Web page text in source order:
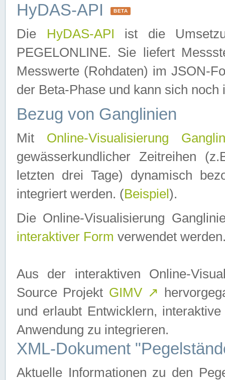
HyDAS-API BETA
Die HyDAS-API ist die
PEGELONLINE. Sie liefert
Messwerte (Rohdaten) im JSON-
der Beta-Phase und kann sich noch
Bezug von Ganglinien
Mit Online-Visualisierung
gewässerkundlicher Zeitreihen
letzten drei Tage) dynamisch
integriert werden. (Beispiel ).
Die Online-Visualisierung
interaktiver Form verwendet
Aus der interaktiven Online-
Source Projekt GIMV ↗
und erlaubt Entwicklern,
Anwendung zu integrieren.
XML-Dokument
Aktuelle Informationen zu den